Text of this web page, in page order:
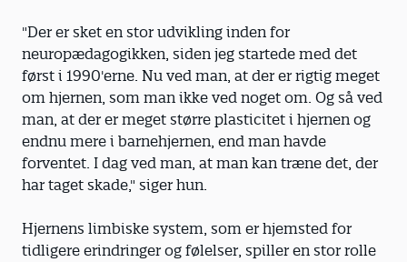
"Der er sket en stor udvikling inden for
neuropædagogikken, siden jeg startede med det
først i 1990'erne. Nu ved man, at der er rigtig meget
om hjernen, som man ikke ved noget om. Og så ved
man, at der er meget større plasticitet i hjernen og
endnu mere i barnehjernen, end man havde
forventet. I dag ved man, at man kan træne det, der
har taget skade," siger hun.
Hjernens limbiske system, som er hjemsted for
tidligere erindringer og følelser, spiller en stor rolle